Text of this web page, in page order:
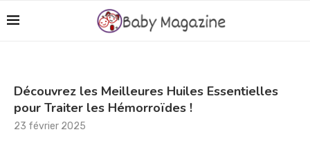
Découvrez les Meilleures Huiles Essentielles
pour Traiter les Hémorroïdes !
23 février 2025